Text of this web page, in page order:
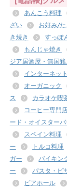
あんこう料理
ざい
お好み/た
き焼き
すっぽ
もんじゃ焼き
ジア居酒屋・無国
インターネッ
オーガニック
ス
カラオケ喫
コーヒー専門
ード・オイスターバ
スペイン料理
ー
トルコ料理
ガー
バイキン
ー
パスタ・ピ
ビアホール